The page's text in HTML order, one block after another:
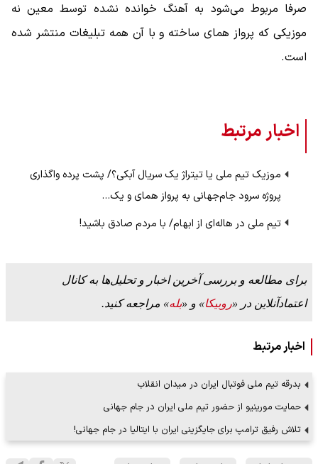
صرفا مربوط می‌شود به آهنگ خوانده نشده توسط معین نه
موزیکی که پرواز همای ساخته و با آن همه تبلیغات منتشر شده
است.
اخبار مرتبط
موزیک تیم ملی یا تیتراژ یک سریال آبکی؟/ پشت پرده واگذاری
پروژه سرود جام‌جهانی به پرواز همای و یک…
تیم ملی در هاله‌ای از ابهام/ با مردم صادق باشید!
برای مطالعه و بررسی آخرین اخبار و تحلیل‌ها به کانال
اعتمادآنلاین در «روبیکا» و «بله» مراجعه کنید.
اخبار مرتبط
بدرقه تیم ملی فوتبال ایران در میدان انقلاب
حمایت مورینیو از حضور تیم ملی ایران در جام جهانی
تلاش رفیق ترامپ برای جایگزینی ایران با ایتالیا در جام جهانی!